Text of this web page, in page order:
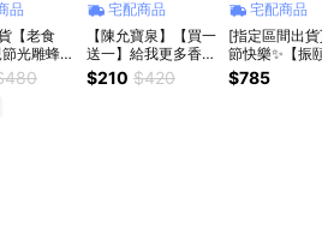
品
【老食
光雕蜂蜜
宅配商品
【陳允寶泉】【買一
送一】給我更多香菜
~！香菜太陽餅禮盒
6入 (價格已含運費)
$210 $420
宅配商品
[指定區間出
節快樂✨【振
6入月餅禮盒(
+琉金酥)(含
$785